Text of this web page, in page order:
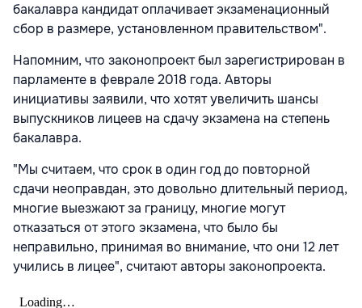
бакалавра кандидат оплачивает экзаменационный
сбор в размере, установленном правительством".
Напомним, что законопроект был зарегистрирован в
парламенте в феврале 2018 года. Авторы
инициативы заявили, что хотят увеличить шансы
выпускников лицеев на сдачу экзамена на степень
бакалавра.
"Мы считаем, что срок в один год до повторной
сдачи неоправдан, это довольно длительный период,
многие выезжают за границу, многие могут
отказаться от этого экзамена, что было бы
неправильно, принимая во внимание, что они 12 лет
учились в лицее", считают авторы законопроекта.